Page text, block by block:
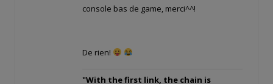
console bas de game, merci^^!
De rien!
"With the first link, the chain is